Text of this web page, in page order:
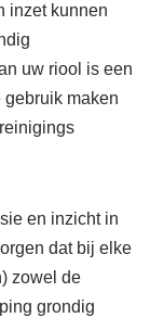
inzet kunnen
uw riool is een
maken
en inzicht in
dat bij elke
zowel de
grondig